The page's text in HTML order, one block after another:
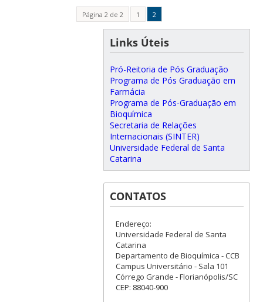
Página 2 de 2 1 2
Links Úteis
Pró-Reitoria de Pós Graduação
Programa de Pós Graduação em
Farmácia
Programa de Pós-Graduação em
Bioquímica
Secretaria de Relações
Internacionais (SINTER)
Universidade Federal de Santa
Catarina
CONTATOS
Endereço:
Universidade Federal de Santa
Catarina
Departamento de Bioquímica - CCB
Campus Universitário - Sala 101
Córrego Grande - Florianópolis/SC
CEP: 88040-900